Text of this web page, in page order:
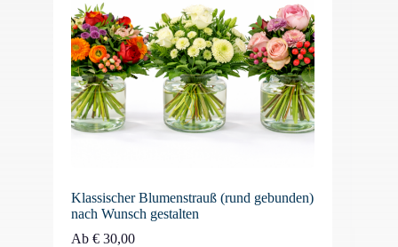
Klassischer Blumenstrauß (rund gebunden)
nach Wunsch gestalten
Ab € 30,00